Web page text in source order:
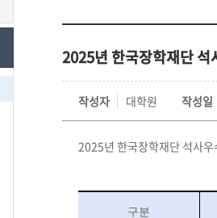
2025년 한국장학재단 석
작성자 대학원 작성일
2025년 한국장학재단 석사
구분